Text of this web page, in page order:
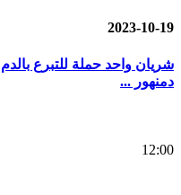
2023-10-19
شريان واحد حملة للتبرع
دمنهور ...
12:00